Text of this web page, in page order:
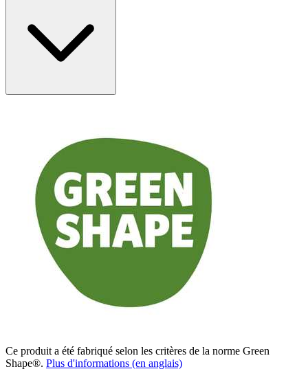
Ce produit a été fabriqué selon les critères de la norme Green
Shape®. Plus d'informations (en anglais)